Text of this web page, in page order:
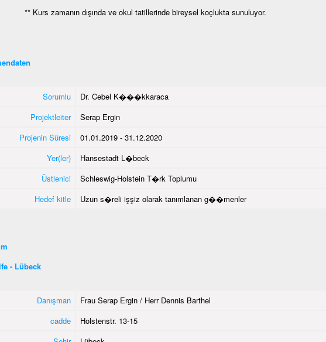
** Kurs zamanın dışında ve okul tatillerinde bireysel koçlukta sunuluyor.
Sorumlu
Dr. Cebel K���kkaraca
Projektleiter
Serap Ergin
Projenin Süresi
01.01.2019 - 31.12.2020
Yer(ler)
Hansestadt L�beck
Üstlenici
Schleswig-Holstein T�rk Toplumu
Hedef kitle
Uzun s�reli işşiz olarak tanımlanan g��menler
- Lübeck
Danışman
Frau Serap Ergin / Herr Dennis Barthel
cadde
Holstenstr. 13-15